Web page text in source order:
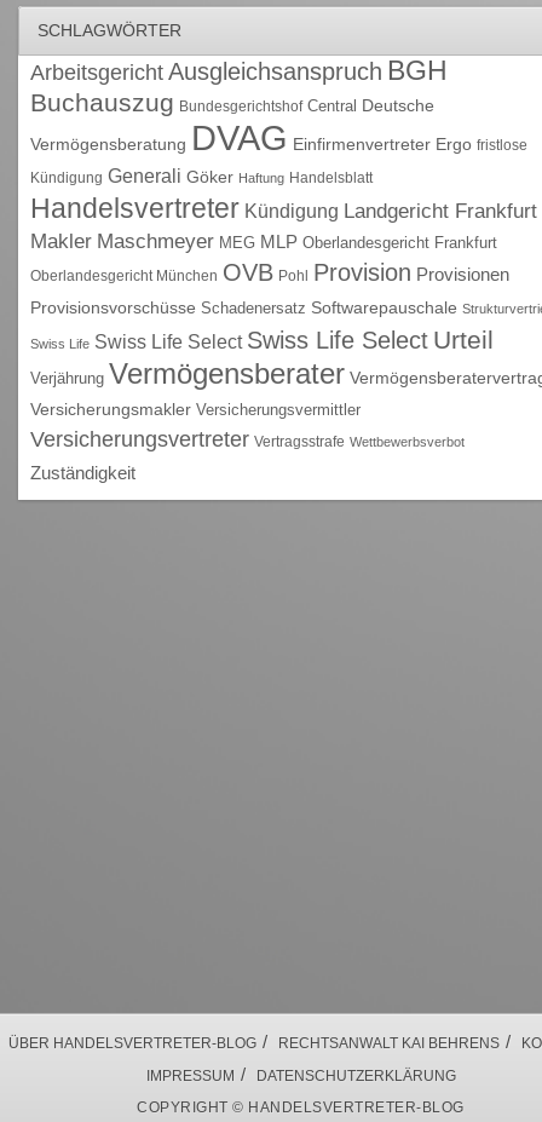
SCHLAGWÖRTER
Arbeitsgericht Ausgleichsanspruch BGH
Buchauszug Bundesgerichtshof Central Deutsche
Vermögensberatung DVAG Einfirmenvertreter Ergo fristlose
Kündigung Generali Göker Haftung Handelsblatt
Handelsvertreter Kündigung Landgericht Frankfurt
Makler Maschmeyer MEG MLP Oberlandesgericht Frankfurt
Oberlandesgericht München OVB Pohl Provision Provisionen
Provisionsvorschüsse Schadenersatz Softwarepauschale
Swiss Life Swiss Life Select Swiss Life Select Urteil
Verjährung Vermögensberater
Versicherungsmakler Versicherungsvermittler
Versicherungsvertreter Vertragsstrafe Wettbewerbsverbot
Zuständigkeit
ÜBER HANDELSVERTRETER-BLOG / RECHTSANWALT KAI BEHRENS /
IMPRESSUM /
DATENSCHUTZERKLÄRUNG
COPYRIGHT © HANDELSVERTRETER-BLOG